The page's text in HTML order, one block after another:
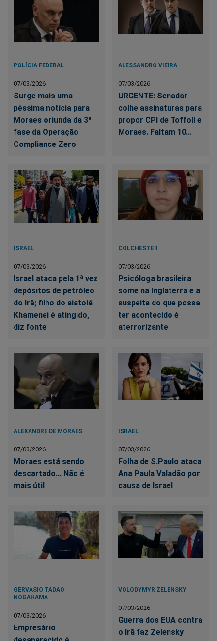
POLÍCIA FEDERAL
07/03/2026
Surge mais uma
péssima notícia para
Moraes oriunda da 3ª
fase da Operação
Compliance Zero
ALESSANDRO VIEIRA
07/03/2026
URGENTE: Senador
colhe assinaturas para
propor CPI de Toffoli e
Moraes. Faltam 10...
ISRAEL
07/03/2026
Israel ataca pela 1ª vez
depósitos de petróleo
do Irã; filho do aiatolá
Khamenei é atingido,
diz fonte
COLCHESTER
07/03/2026
Psicóloga brasileira
some na Inglaterra e a
suspeita do que possa
ter acontecido é
aterrorizante
ALEXANDRE DE MORAES
07/03/2026
Moraes está sendo
descartado... Não é
mais útil
ISRAEL
07/03/2026
Folha de S.Paulo ataca
Ana Paula Valadão por
causa de Israel
GERVASIO TADAO
NOGAHAMA
07/03/2026
Empresário
VOLODYMYR ZELENSKY
07/03/2026
Guerra dos EUA contra
o Irã faz Zelensky